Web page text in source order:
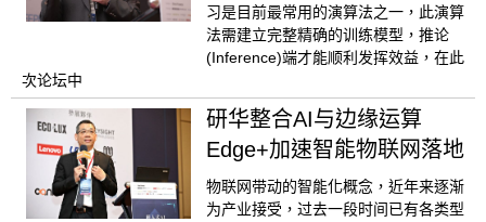
习是目前最常用的演算法之一，此演算
法需建立完整精确的训练模型，推论
(Inference)端才能顺利发挥效益，在此
次论坛中
研华整合AI与边缘运算
Edge+加速智能物联网落地
物联网带动的智能化概念，近年来逐渐
为产业接受，过去一段时间已有各类型